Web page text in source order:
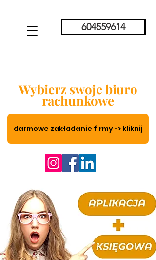
604559614
Wybierz swoje biuro
rachunkowe
darmowe zakładanie firmy -> kliknij